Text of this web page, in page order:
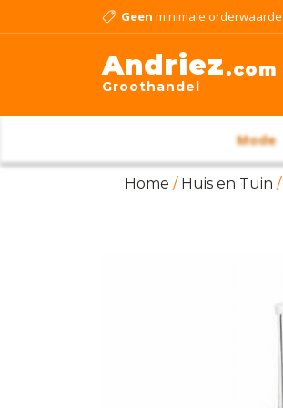
Geen minimale orderwaarde
Andriez.com
Groothandel
Mode
Home / Huis en Tuin /